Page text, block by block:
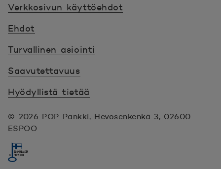
Verkkosivun käyttöehdot
Ehdot
Turvallinen asiointi
Saavutettavuus
Hyödyllistä tietää
© 2026 POP Pankki, Hevosenkenkä 3, 02600
ESPOO